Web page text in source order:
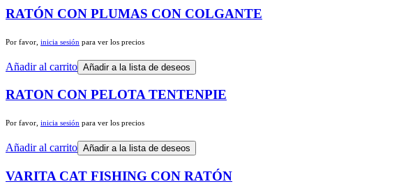
RATÓN CON PLUMAS CON COLGANTE
Por favor, inicia sesión para ver los precios
Añadir al carrito Añadir a la lista de deseos
RATON CON PELOTA TENTENPIE
Por favor, inicia sesión para ver los precios
Añadir al carrito Añadir a la lista de deseos
VARITA CAT FISHING CON RATÓN